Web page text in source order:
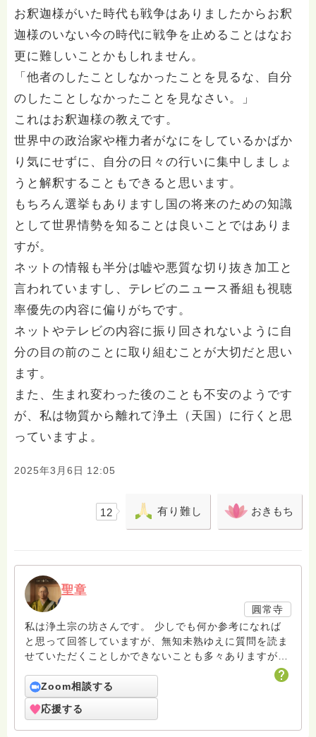
お釈迦様がいた時代も戦争はありましたからお釈
迦様のいない今の時代に戦争を止めることはなお
更に難しいことかもしれません。
「他者のしたことしなかったことを見るな、自分
のしたことしなかったことを見なさい。」
これはお釈迦様の教えです。
世界中の政治家や権力者がなにをしているかばか
り気にせずに、自分の日々の行いに集中しましょ
うと解釈することもできると思います。
もちろん選挙もありますし国の将来のための知識
として世界情勢を知ることは良いことではありま
すが。
ネットの情報も半分は嘘や悪質な切り抜き加工と
言われていますし、テレビのニュース番組も視聴
率優先の内容に偏りがちです。
ネットやテレビの内容に振り回されないように自
分の目の前のことに取り組むことが大切だと思い
ます。
また、生まれ変わった後のことも不安のようです
が、私は物質から離れて浄土（天国）に行くと思
っていますよ。
2025年3月6日 12:05
12 有り難し おきもち
聖章
圓常寺
私は浄土宗の坊さんです。 少しでも何か参考になれば
と思って回答していますが、無知未熟ゆえに質問を読ま
せていただくことしかできないことも多々ありますがお
許しください。 回答は私個人の意見や解釈もあり、場
合によっては浄土宗の教義とは少し異なることもあると
いうことをご了承ください。 また、寺の紹介ページに
電話相談についても紹介していますのでどなたでも気兼
ねなくご利用ください。 ハスノハのお坊さんがもっと
Zoom相談する
応援する